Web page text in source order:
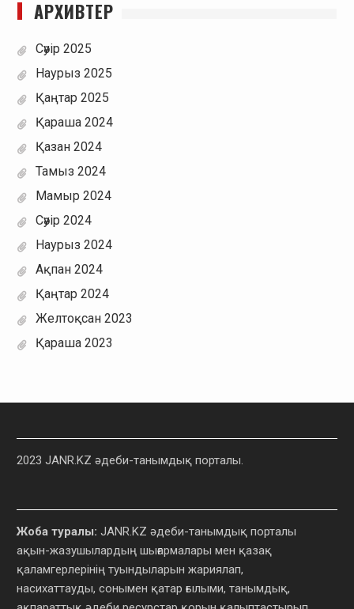
АРХИВТЕР
Сәуір 2025
Наурыз 2025
Қаңтар 2025
Қараша 2024
Қазан 2024
Тамыз 2024
Мамыр 2024
Сәуір 2024
Наурыз 2024
Ақпан 2024
Қаңтар 2024
Желтоқсан 2023
Қараша 2023
2023 JANR.KZ әдеби-танымдық порталы.
Жоба туралы: JANR.KZ әдеби-танымдық порталы
ақын-жазушылардың шығармалары мен қазақ
қаламгерлерінің туындыларын жариялап,
насихаттауды, сонымен қатар ғылыми, танымдық,